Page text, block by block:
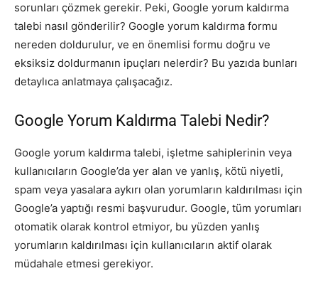
sorunları çözmek gerekir. Peki, Google yorum kaldırma
talebi nasıl gönderilir? Google yorum kaldırma formu
nereden doldurulur, ve en önemlisi formu doğru ve
eksiksiz doldurmanın ipuçları nelerdir? Bu yazıda bunları
detaylıca anlatmaya çalışacağız.
Google Yorum Kaldırma Talebi Nedir?
Google yorum kaldırma talebi, işletme sahiplerinin veya
kullanıcıların Google’da yer alan ve yanlış, kötü niyetli,
spam veya yasalara aykırı olan yorumların kaldırılması için
Google’a yaptığı resmi başvurudur. Google, tüm yorumları
otomatik olarak kontrol etmiyor, bu yüzden yanlış
yorumların kaldırılması için kullanıcıların aktif olarak
müdahale etmesi gerekiyor.